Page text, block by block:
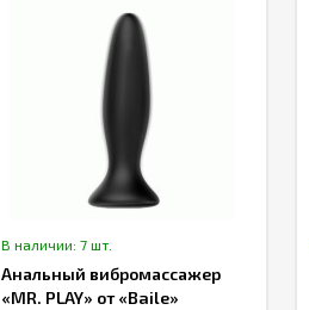
В наличии: 7 шт.
Анальный вибромассажер
«MR. PLAY» от «Baile»